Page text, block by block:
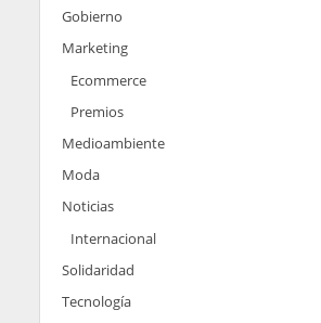
Gobierno
Marketing
Ecommerce
Premios
Medioambiente
Moda
Noticias
Internacional
Solidaridad
Tecnología